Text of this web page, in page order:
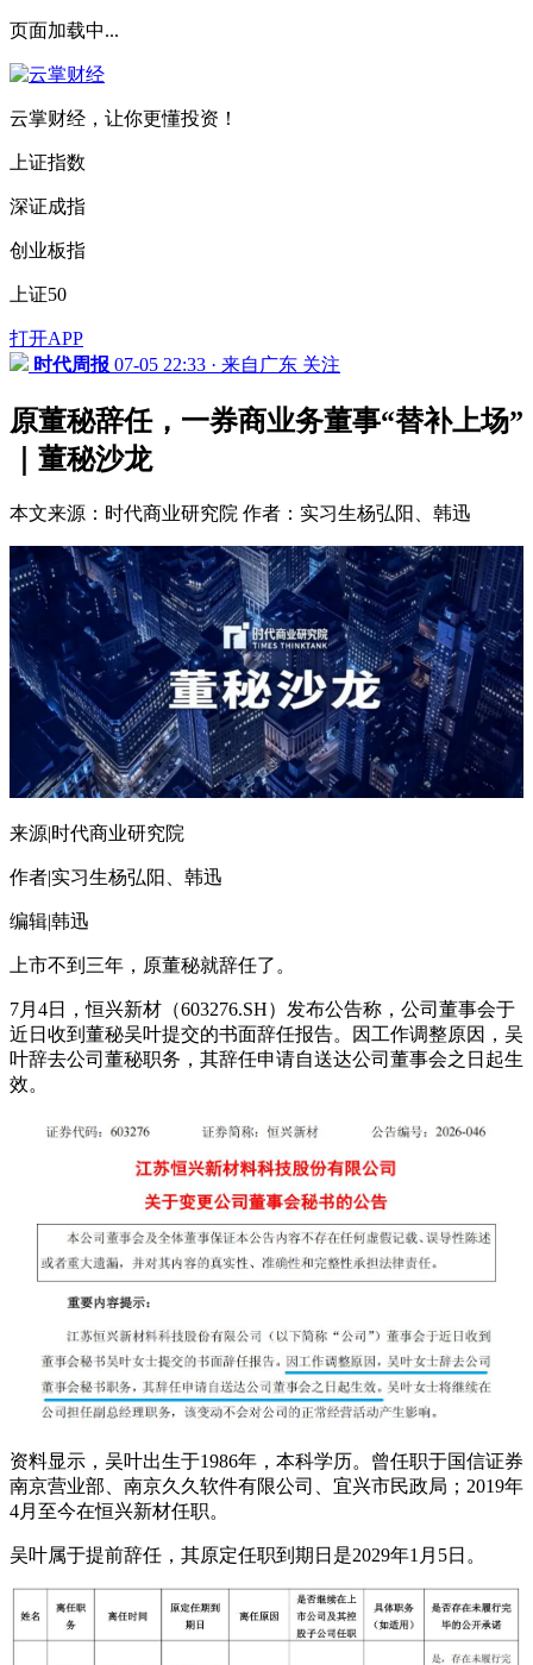
页面加载中...
云掌财经，让你更懂投资！
上证指数
深证成指
创业板指
上证50
打开APP
时代周报 07-05 22:33 · 来自广东 关注
原董秘辞任，一券商业务董事“替补上场”
｜董秘沙龙
本文来源：时代商业研究院 作者：实习生杨弘阳、韩迅
来源|时代商业研究院
作者|实习生杨弘阳、韩迅
编辑|韩迅
上市不到三年，原董秘就辞任了。
7月4日，恒兴新材（603276.SH）发布公告称，公司董事会于
近日收到董秘吴叶提交的书面辞任报告。因工作调整原因，吴
叶辞去公司董秘职务，其辞任申请自送达公司董事会之日起生
效。
资料显示，吴叶出生于1986年，本科学历。曾任职于国信证券
南京营业部、南京久久软件有限公司、宜兴市民政局；2019年
4月至今在恒兴新材任职。
吴叶属于提前辞任，其原定任职到期日是2029年1月5日。